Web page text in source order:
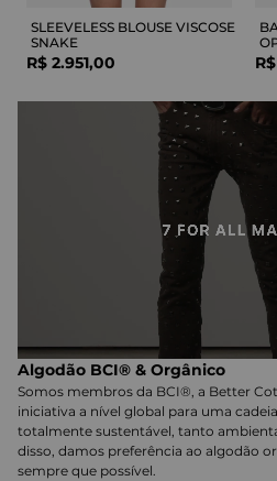
SLEEVELESS BLOUSE VISCOSE
SNAKE
R$ 2.951,00 R$
Algodão BCI® & Orgânico
Somos membros da BCI®, a Better
iniciativa a nível global para uma
totalmente sustentável, tanto
disso, damos preferência ao algodão
sempre que possível.